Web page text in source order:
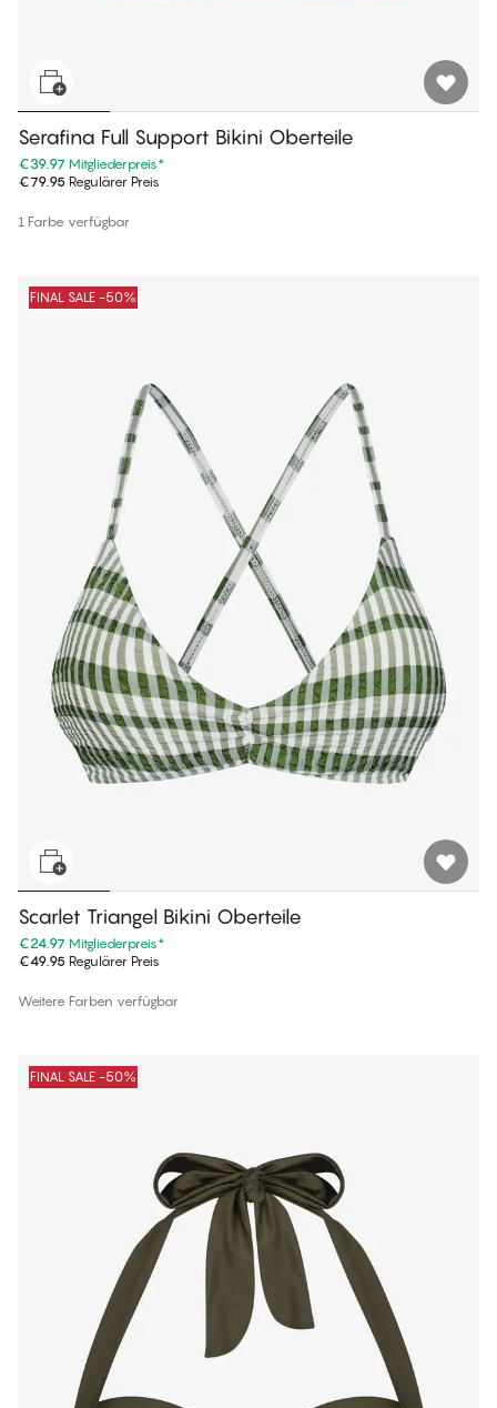
Serafina Full Support Bikini Oberteile
€39.97 Mitgliederpreis*
€79.95 Regulärer Preis
1 Farbe verfügbar
FINAL SALE -50%
Scarlet Triangel Bikini Oberteile
€24.97 Mitgliederpreis*
€49.95 Regulärer Preis
Weitere Farben verfügbar
FINAL SALE -50%